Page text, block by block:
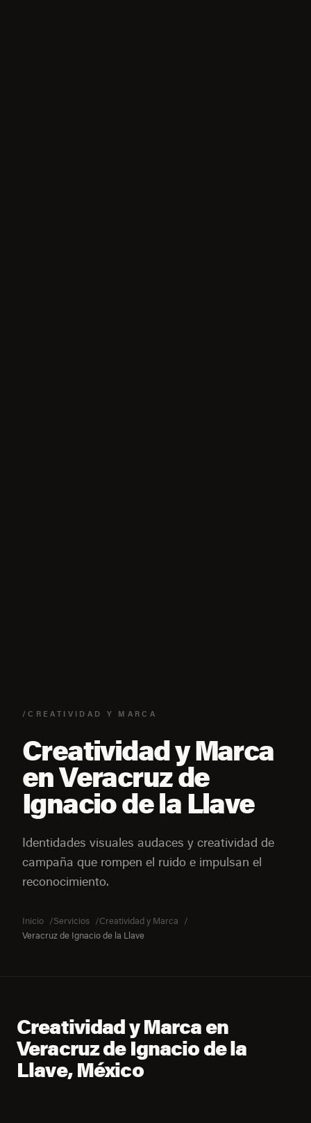
/CREATIVIDAD Y MARCA
Creatividad y Marca
en Veracruz de
Ignacio de la Llave
Identidades visuales audaces y creatividad de
campaña que rompen el ruido e impulsan el
reconocimiento.
Inicio Servicios
Creatividad y Marca
Veracruz de Ignacio de la Llave
Creatividad y Marca en
Veracruz de Ignacio de la
Llave, México